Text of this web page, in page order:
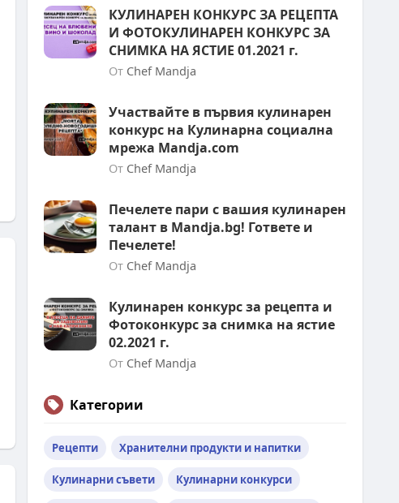
КУЛИНАРЕН КОНКУРС ЗА РЕЦЕПТА
И ФОТОКУЛИНАРЕН КОНКУРС ЗА
СНИМКА НА ЯСТИЕ 01.2021 г.
От Chef Mandja
Участвайте в първия кулинарен
конкурс на Кулинарна социална
мрежа Mandja.com
От Chef Mandja
Печелете пари с вашия кулинарен
талант в Mandja.bg! Гответе и
Печелете!
От Chef Mandja
Кулинарен конкурс за рецепта и
Фотоконкурс за снимка на ястие
02.2021 г.
От Chef Mandja
Категории
Рецепти Хранителни продукти и напитки
Кулинарни съвети Кулинарни конкурси